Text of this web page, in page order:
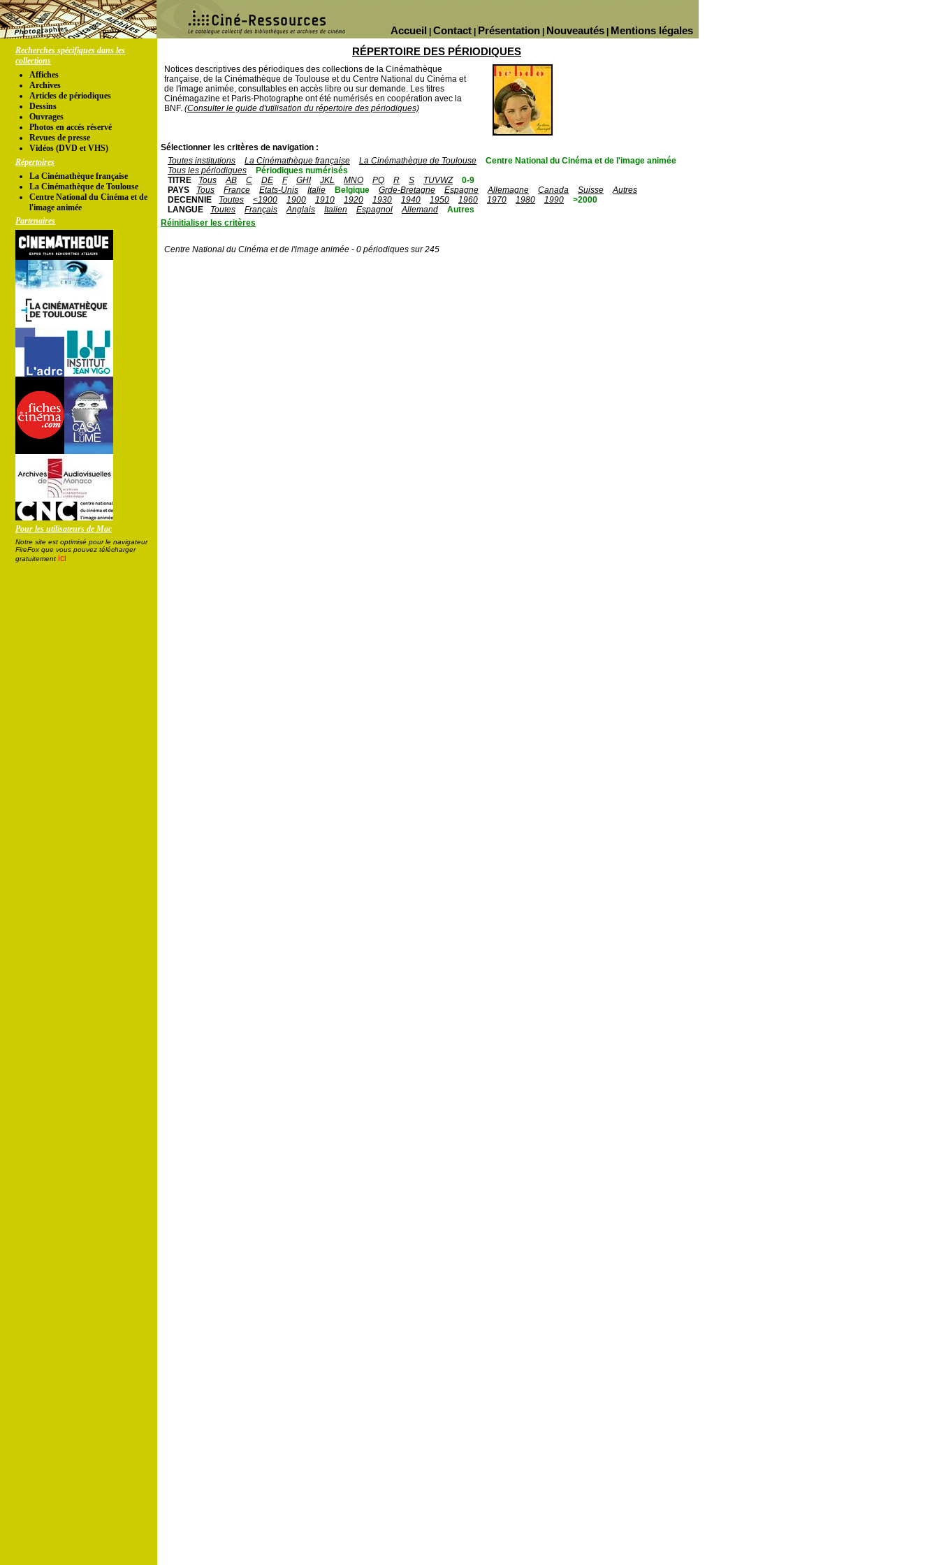
Mentions légales
Nouveautés
Présentation
Contact
Accueil
Recherches spécifiques dans les
collections
Affiches
Archives
Articles de périodiques
Dessins
Ouvrages
Photos en accés réservé
Revues de presse
Vidéos (DVD et VHS)
Répertoires
La Cinémathèque française
La Cinémathèque de Toulouse
Centre National du Cinéma et de
l'image animée
Partenaires
Pour les utilisateurs de Mac
Notre site est optimisé pour le navigateur
FireFox que vous pouvez télécharger
gratuitement ici
RÉPERTOIRE DES PÉRIODIQUES
Notices descriptives des périodiques des collections de la Cinémathèque
française, de la Cinémathèque de Toulouse et du Centre National du Cinéma et
de l'image animée, consultables en accès libre ou sur demande. Les titres
Cinémagazine et Paris-Photographe ont été numérisés en coopération avec la
BNF. (Consulter le guide d'utilisation du répertoire des périodiques)
Sélectionner les critères de navigation :
Toutes institutions
La Cinémathèque française La Cinémathèque de Toulouse
Centre National du Cinéma et de l'image animée
Tous les périodiques
Périodiques numérisés
TITRE
Tous AB C DE F GHI JKL MNO PQ R S TUVWZ
0-9
PAYS
Tous France Etats-Unis Italie Belgique Grde-Bretagne Espagne Allemagne Canada Suisse
Autres
DECENNIE
Toutes <1900 1900 1910 1920 1930 1940 1950 1960 1970 1980 1990
>2000
LANGUE
Toutes Français Anglais Italien Espagnol Allemand
Autres
Réinitialiser les critères
Centre National du Cinéma et de l'image animée - 0 périodiques sur 245